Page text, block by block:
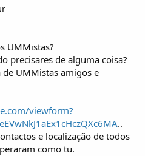
UMMistas?
precisares de alguma coisa?
de UMMistas amigos e
viewform?
..
e localização de todos
como tu.